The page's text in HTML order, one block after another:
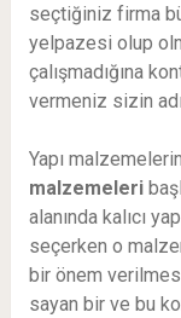
seçtiğiniz firma
yelpazesi olup
çalışmadığına
vermeniz sizin
Yapı
malzemeleri
alanında kalıcı
seçerken o
bir önem
sayan bir ve bu